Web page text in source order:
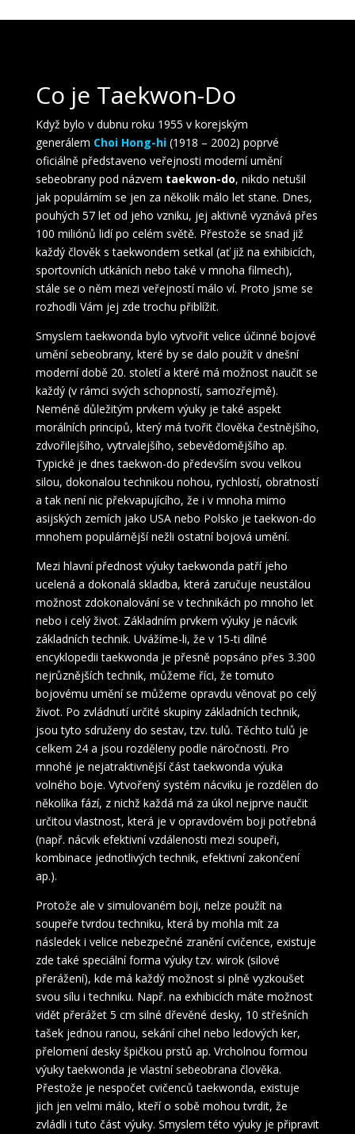
Co je Taekwon-Do
Když bylo v dubnu roku 1955 v korejským
generálem Choi Hong-hi(1918 – 2002) poprvé
oficiálně představeno veřejnosti moderní umění
sebeobrany pod názvem taekwon-do, nikdo netušil
jak populárním se jen za několik málo let stane. Dnes,
pouhých 57 let od jeho vzniku, jej aktivně vyznává přes
100 miliónů lidí po celém světě. Přestože se snad již
každý člověk s taekwondem setkal (ať již na exhibicích,
sportovních utkáních nebo také v mnoha filmech),
stále se o něm mezi veřejností málo ví. Proto jsme se
rozhodli Vám jej zde trochu přiblížit.
Smyslem taekwonda bylo vytvořit velice účinné bojové
umění sebeobrany, které by se dalo použít v dnešní
moderní době 20. století a které má možnost naučit se
každý (v rámci svých schopností, samozřejmě).
Neméně důležitým prvkem výuky je také aspekt
morálních principů, který má tvořit člověka čestnějšího,
zdvořilejšího, vytrvalejšího, sebevědomějšího ap.
Typické je dnes taekwon-do především svou velkou
silou, dokonalou technikou nohou, rychlostí, obratností
a tak není nic překvapujícího, že i v mnoha mimo
asijských zemích jako USA nebo Polsko je taekwon-do
mnohem populárnější nežli ostatní bojová umění.
Mezi hlavní přednost výuky taekwonda patří jeho
ucelená a dokonalá skladba, která zaručuje neustálou
možnost zdokonalování se v technikách po mnoho let
nebo i celý život. Základním prvkem výuky je nácvik
základních technik. Uvážíme-li, že v 15-ti dílné
encyklopedii taekwonda je přesně popsáno přes 3.300
nejrůznějších technik, můžeme říci, že tomuto
bojovému umění se můžeme opravdu věnovat po celý
život. Po zvládnutí určité skupiny základních technik,
jsou tyto sdruženy do sestav, tzv. tulů. Těchto tulů je
celkem 24 a jsou rozděleny podle náročnosti. Pro
mnohé je nejatraktivnější část taekwonda výuka
volného boje. Vytvořený systém nácviku je rozdělen do
několika fází, z nichž každá má za úkol nejprve naučit
určitou vlastnost, která je v opravdovém boji potřebná
(např. nácvik efektivní vzdálenosti mezi soupeři,
kombinace jednotlivých technik, efektivní zakončení
ap.).
Protože ale v simulovaném boji, nelze použít na
soupeře tvrdou techniku, která by mohla mít za
následek i velice nebezpečné zranění cvičence, existuje
zde také speciální forma výuky tzv. wirok (silové
přerážení), kde má každý možnost si plně vyzkoušet
svou sílu i techniku. Např. na exhibicích máte možnost
vidět přerážet 5 cm silné dřevěné desky, 10 střešních
tašek jednou ranou, sekání cihel nebo ledových ker,
přelomení desky špičkou prstů ap. Vrcholnou formou
výuky taekwonda je vlastní sebeobrana člověka.
Přestože je nespočet cvičenců taekwonda, existuje
jich jen velmi málo, kteří o sobě mohou tvrdit, že
zvládli i tuto část výuky. Smyslem této výuky je připravit